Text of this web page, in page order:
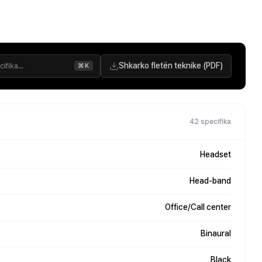
⌘K Shkarko fletën teknike (PDF)
42 specifika
Headset
Head-band
Office/Call center
Binaural
Black